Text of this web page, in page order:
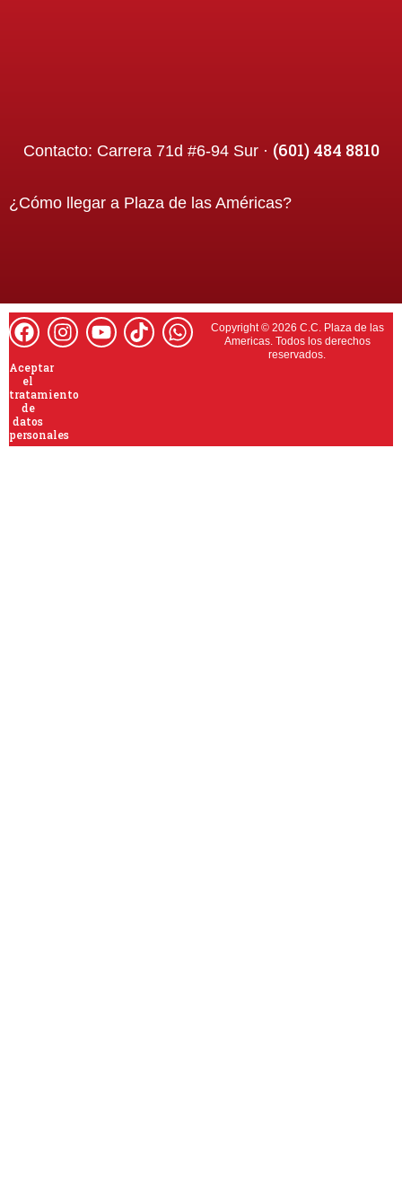
Contacto: Carrera 71d #6-94 Sur · (601) 484 8810
¿Cómo llegar a Plaza de las Américas?
Copyright © 2026 C.C. Plaza de las
Americas. Todos los derechos
reservados.
Aceptar
el
tratamiento
de
datos
personales